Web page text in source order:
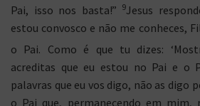
Pai, isso nos basta!” 9Jesus
estou convosco e não me conheces,
o Pai. Como é que tu dizes:
acreditas que eu estou no Pai e o
palavras que eu vos digo, não as digo
o Pai que, permanecendo em mim,